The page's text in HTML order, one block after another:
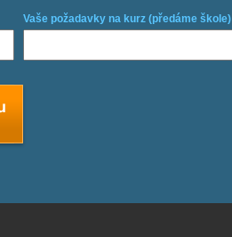
Vaše požadavky na kurz (předáme škole)